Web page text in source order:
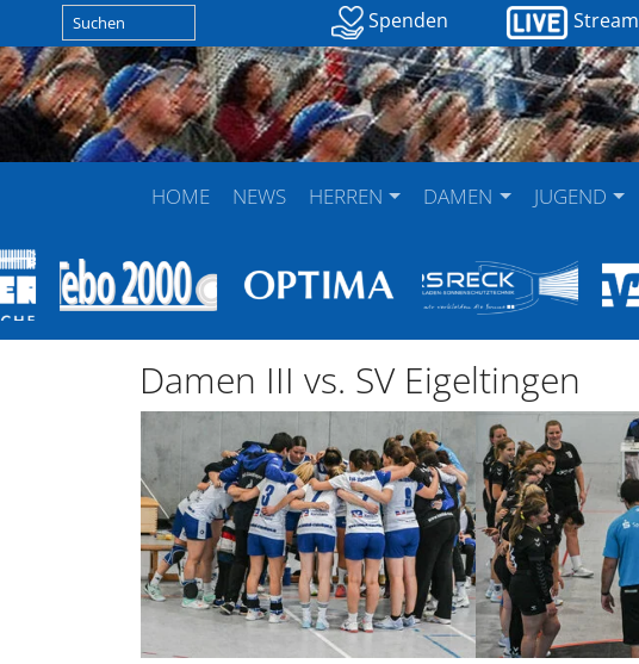
Spenden Stream
HOME NEWS HERREN DAMEN JUGEND
Damen III vs. SV Eigeltingen